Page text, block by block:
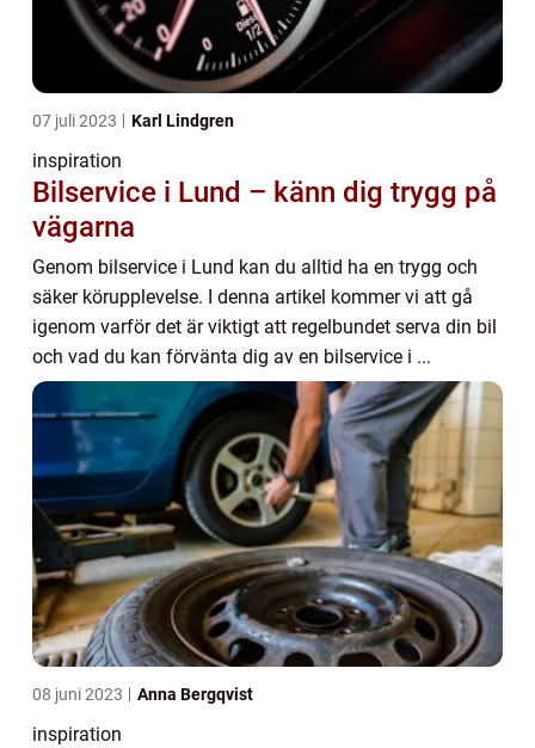
07 juli 2023 Karl Lindgren
inspiration
Bilservice i Lund – känn dig trygg på
vägarna
Genom bilservice i Lund kan du alltid ha en trygg och
säker körupplevelse. I denna artikel kommer vi att gå
igenom varför det är viktigt att regelbundet serva din bil
och vad du kan förvänta dig av en bilservice i ...
08 juni 2023 Anna Bergqvist
inspiration